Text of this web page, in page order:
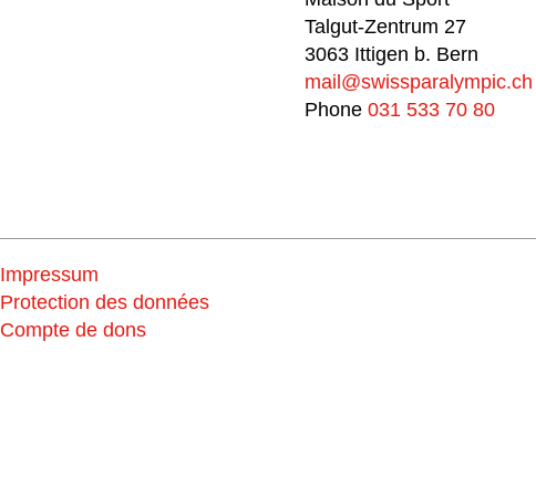
Talgut-Zentrum 27
3063 Ittigen b. Bern
mail@swissparalympic.ch
Phone 031 533 70 80
Impressum
Protection des données
Compte de dons